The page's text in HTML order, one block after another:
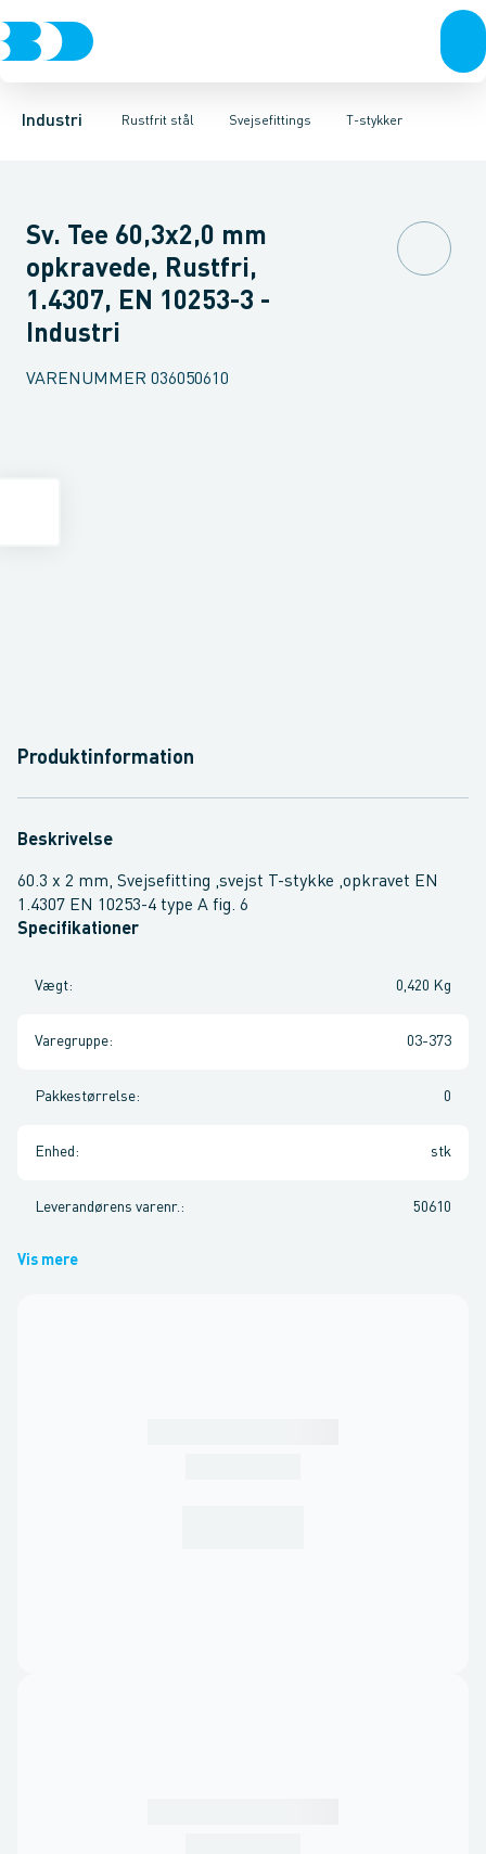
Industri Rustfrit stål
VentilerRustfrit stålSort stålGalvaniseret stålPlast
Svejsefittings
Svejsefittings ASTM svejsefittingsLevnedsmiddel fittings
T-stykker
Bøjninger Indsv. bøjninger Koncentriske reduktioner
Sv. Tee 60,3x2,0 mm
opkravede, Rustfri,
1.4307, EN 10253-3 -
Industri
VARENUMMER 036050610
Produktinformation
Beskrivelse
60.3 x 2 mm, Svejsefitting ,svejst T-stykke ,opkravet EN
1.4307 EN 10253-4 type A fig. 6
Specifikationer
Vægt: 0,420 Kg
Varegruppe: 03-373
Pakkestørrelse: 0
Enhed : stk
Leverandørens varenr. : 50610
Vis mere